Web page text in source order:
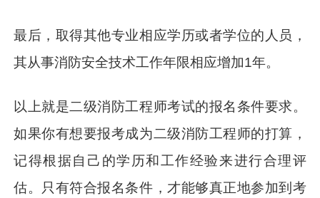
最后，取得其他专业相应学历或者学位的人员，
其从事消防安全技术工作年限相应增加1年。
以上就是二级消防工程师考试的报名条件要求。
如果你有想要报考成为二级消防工程师的打算，
记得根据自己的学历和工作经验来进行合理评
估。只有符合报名条件，才能够真正地参加到考